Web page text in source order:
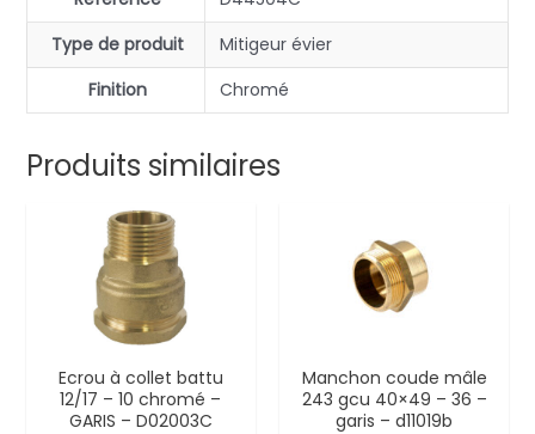
Type de produit
Mitigeur évier
Finition
Chromé
Produits similaires
Ecrou à collet battu
12/17 – 10 chromé –
GARIS – D02003C
Manchon coude mâle
243 gcu 40×49 – 36 –
garis – d11019b